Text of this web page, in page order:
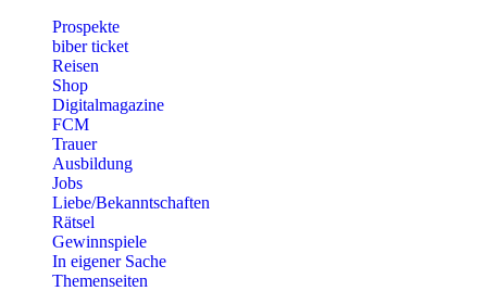
Prospekte
biber ticket
Reisen
Shop
Digitalmagazine
FCM
Trauer
Ausbildung
Jobs
Liebe/Bekanntschaften
Rätsel
Gewinnspiele
In eigener Sache
Themenseiten